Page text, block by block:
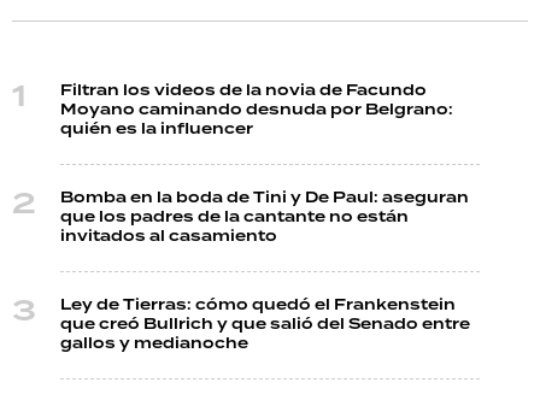
Filtran los videos de la novia de Facundo
Moyano caminando desnuda por Belgrano:
quién es la influencer
Bomba en la boda de Tini y De Paul: aseguran
que los padres de la cantante no están
invitados al casamiento
Ley de Tierras: cómo quedó el Frankenstein
que creó Bullrich y que salió del Senado entre
gallos y medianoche